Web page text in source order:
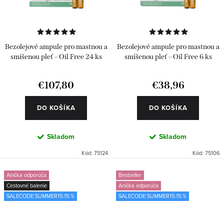
Bezolejové ampule pro mastnou a
smíšenou pleť – Oil Free 24 ks
€107,80
DO KOŠÍKA
Skladom
Kód: 75124
Bezolejové ampule pro mastnou a
smíšenou pleť – Oil Free 6 ks
€38,96
DO KOŠÍKA
Skladom
Kód: 75106
Anička odporúča
Cestovné balenie
SALECODE:SUMMER15:15:%
Bestseller
Anička odporúča
SALECODE:SUMMER15:15:%